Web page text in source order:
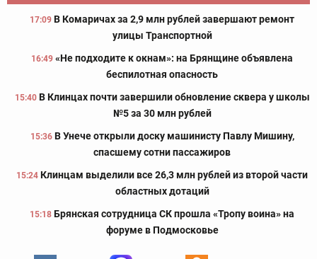
17:09 В Комаричах за 2,9 млн рублей завершают ремонт
улицы Транспортной
16:49 «Не подходите к окнам»: на Брянщине объявлена
беспилотная опасность
15:40 В Клинцах почти завершили обновление сквера у школы
№5 за 30 млн рублей
15:36 В Унече открыли доску машинисту Павлу Мишину,
спасшему сотни пассажиров
15:24 Клинцам выделили все 26,3 млн рублей из второй части
областных дотаций
15:18 Брянская сотрудница СК прошла «Тропу воина» на
форуме в Подмосковье